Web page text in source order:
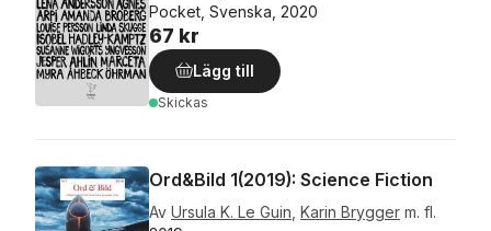
Pocket, Svenska, 2020
67 kr
Lägg till
Skickas
Ord&Bild 1(2019): Science Fiction
Av Ursula K. Le Guin Karin Brygger m. fl.